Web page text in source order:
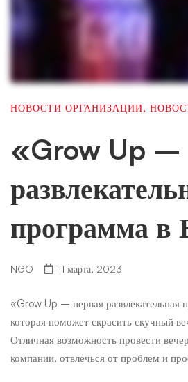
НОВОСТИ ОРГАНИЗАЦИИ,
«Grow Up –
программа в
NGO 11 марта, 2023
«Grow Up – первая развлекательная
которая поможет скрасить скучный
Отличная возможность провести
компании, отвлечься от проблем и